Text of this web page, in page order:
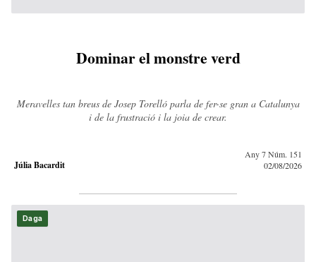
Dominar el monstre verd
Meravelles tan breus de Josep Torelló parla de fer-se gran a Catalunya
i de la frustració i la joia de crear.
Júlia Bacardit
Any 7 Núm. 151
02/08/2026
Daga